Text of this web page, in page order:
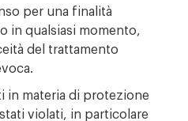
per una finalità
in qualsiasi momento,
del trattamento
in materia di protezione
violati, in particolare